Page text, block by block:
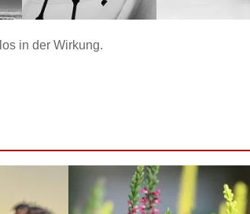
in der Wirkung.